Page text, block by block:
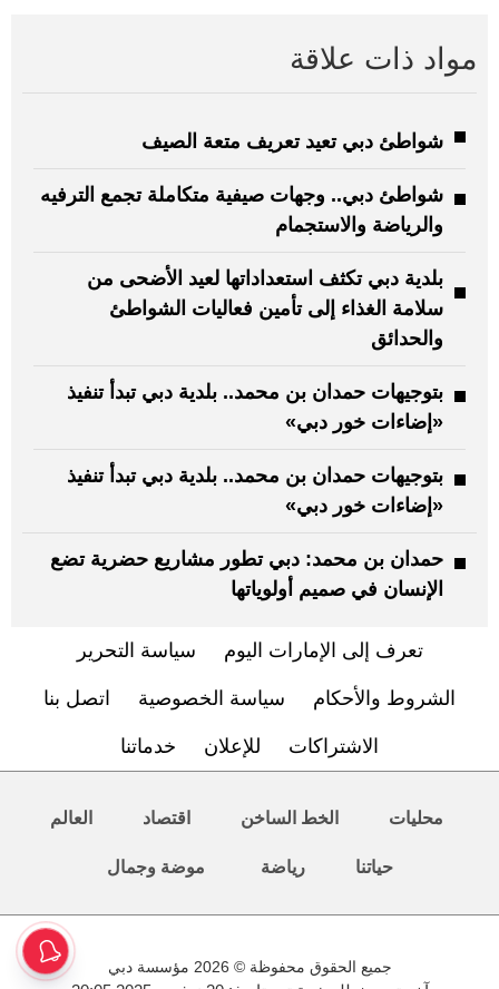
مواد ذات علاقة
شواطئ دبي تعيد تعريف متعة الصيف
شواطئ دبي.. وجهات صيفية متكاملة تجمع الترفيه
والرياضة والاستجمام
بلدية دبي تكثف استعداداتها لعيد الأضحى من
سلامة الغذاء إلى تأمين فعاليات الشواطئ
والحدائق
بتوجيهات حمدان بن محمد.. بلدية دبي تبدأ تنفيذ
«إضاءات خور دبي»
بتوجيهات حمدان بن محمد.. بلدية دبي تبدأ تنفيذ
«إضاءات خور دبي»
حمدان بن محمد: دبي تطور مشاريع حضرية تضع
الإنسان في صميم أولوياتها
تعرف إلى الإمارات اليوم سياسة التحرير
الشروط والأحكام سياسة الخصوصية اتصل بنا
الاشتراكات للإعلان خدماتنا
محليات الخط الساخن اقتصاد العالم
حياتنا رياضة موضة وجمال
جميع الحقوق محفوظة © 2026 مؤسسة دبي